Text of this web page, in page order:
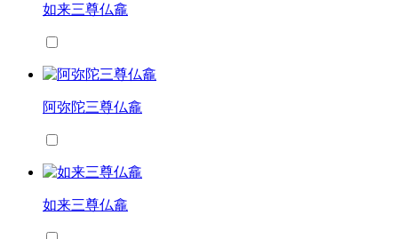
如来三尊仏龕
阿弥陀三尊仏龕
如来三尊仏龕